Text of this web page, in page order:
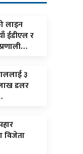
लाइन
ईडीएल र
३
डलर
विजेता